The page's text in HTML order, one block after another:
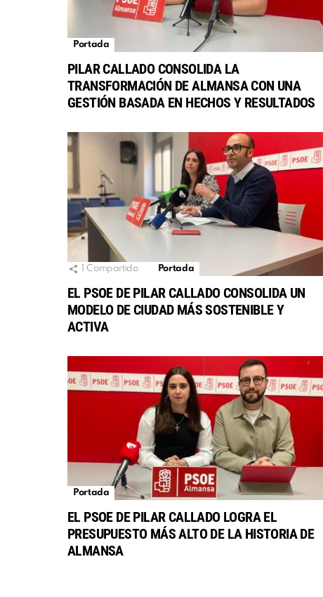
Portada
PILAR CALLADO CONSOLIDA LA
TRANSFORMACIÓN DE ALMANSA CON UNA
GESTIÓN BASADA EN HECHOS Y RESULTADOS
Compartido Portada
EL PSOE DE PILAR CALLADO CONSOLIDA UN
MODELO DE CIUDAD MÁS SOSTENIBLE Y
ACTIVA
Portada
EL PSOE DE PILAR CALLADO LOGRA EL
PRESUPUESTO MÁS ALTO DE LA HISTORIA DE
ALMANSA